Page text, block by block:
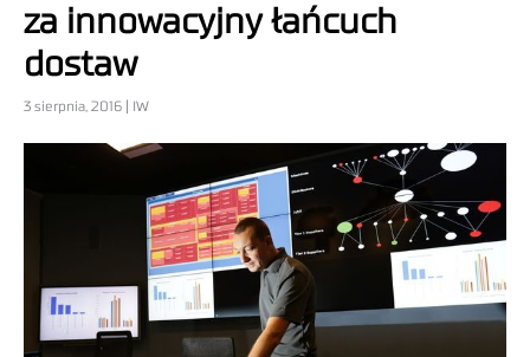
za innowacyjny łańcuch
dostaw
3 sierpnia, 2016 | IW